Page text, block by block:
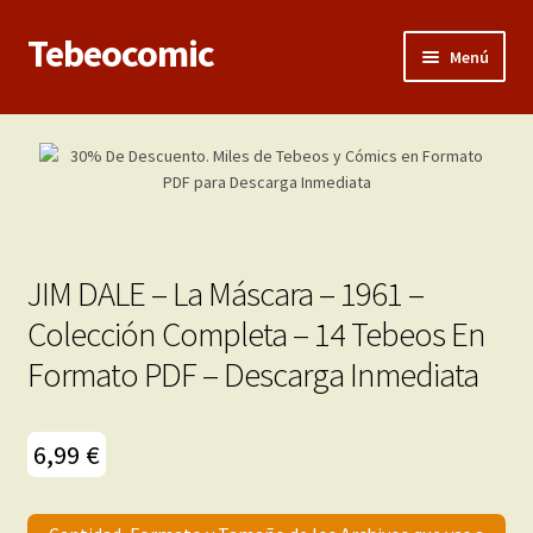
Ir
Ir
al
Tebeocomic Menú
Inicio
Adultos
Porno 3D
Inéditas
el
JIM DALE – La Máscara – 1961 –
Colección Completa – 14 Tebeos En
Formato PDF – Descarga Inmediata
6,99 €